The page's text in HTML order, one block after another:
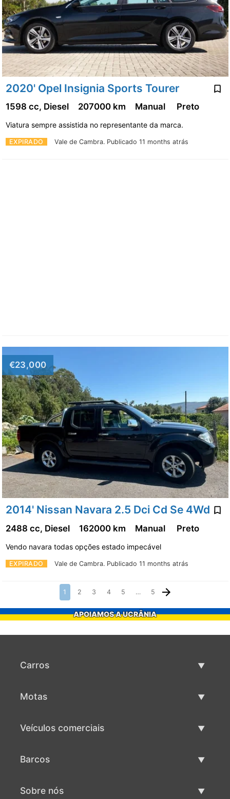
2020' Opel Insignia Sports Tourer
EXPIRADO Vale de Cambra. Publicado 11 months atrás
1598 cc, Diesel 207000 km Manual Preto
Viatura sempre assistida no representante da marca.
€23,000
2014' Nissan Navara 2.5 Dci Cd Se 4Wd
EXPIRADO Vale de Cambra. Publicado 11 months atrás
2488 cc, Diesel 162000 km Manual Preto
Vendo navara todas opções estado impecável
1 2 3 4 5 … 5
APOIAMOS A UCRÂNIA
Carros
Motas
Veículos comerciais
Barcos
Sobre nós